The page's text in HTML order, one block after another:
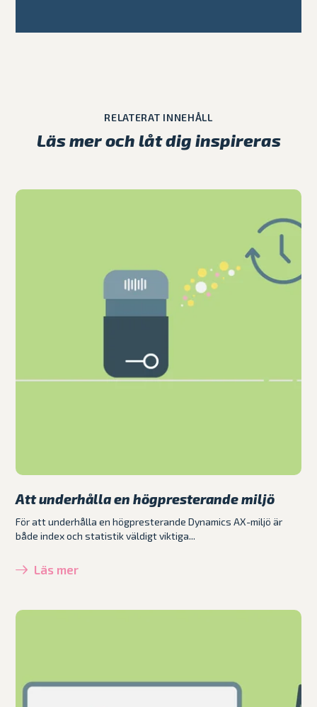
RELATERAT INNEHÅLL
Läs mer och låt dig inspireras
Att underhålla en högpresterande miljö
För att underhålla en högpresterande Dynamics AX-miljö är
både index och statistik väldigt viktiga...
Läs mer